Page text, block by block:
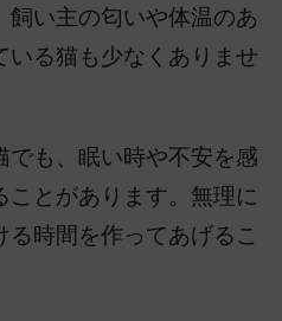
い主の匂いや体温のあ
いる猫も少なくありませ
でも、眠い時や不安を感
ことがあります。無理に
時間を作ってあげるこ